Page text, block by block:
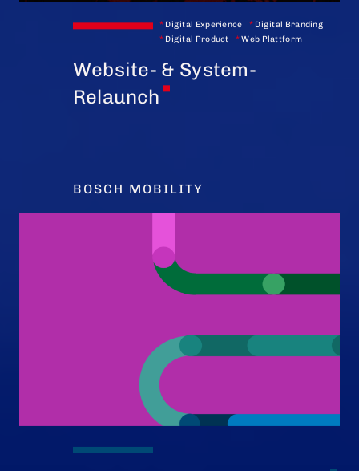
* Digital Experience * Digital Branding
* Digital Product * Web Plattform
Website- & System-
Relaunch
BOSCH MOBILITY